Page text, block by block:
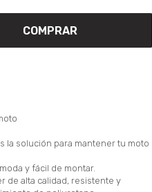
COMPRAR
la solución para mantener tu moto
y fácil de montar.
de alta calidad, resistente y